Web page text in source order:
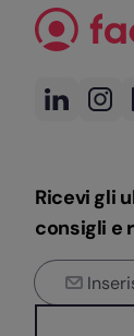
Ricevi gli
consigli e